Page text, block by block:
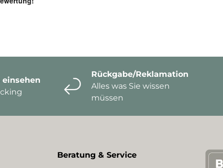
Rückgabe/Reklamation
Alles was Sie wissen
müssen
Beratung & Service